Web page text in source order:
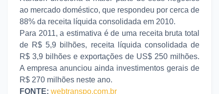
ao mercado doméstico, que respondeu por cerca de
88% da receita líquida consolidada em 2010.
Para 2011, a estimativa é de uma receita bruta total
de R$ 5,9 bilhões, receita líquida consolidada de
R$ 3,9 bilhões e exportações de US$ 250 milhões.
A empresa anunciou ainda investimentos gerais de
R$ 270 milhões neste ano.
FONTE: webtranspo.com.br